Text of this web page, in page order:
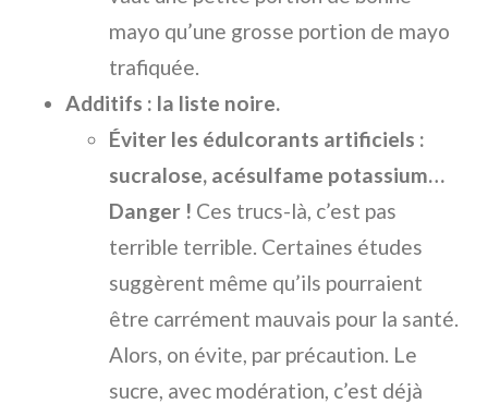
mayo qu’une grosse portion de mayo
trafiquée.
Additifs : la liste noire.
Éviter les édulcorants artificiels :
sucralose, acésulfame potassium…
Danger ! Ces trucs-là, c’est pas
terrible terrible. Certaines études
suggèrent même qu’ils pourraient
être carrément mauvais pour la santé.
Alors, on évite, par précaution. Le
sucre, avec modération, c’est déjà